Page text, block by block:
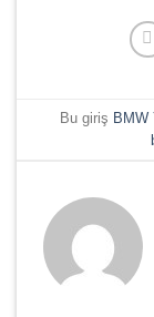
Bu giriş BMW